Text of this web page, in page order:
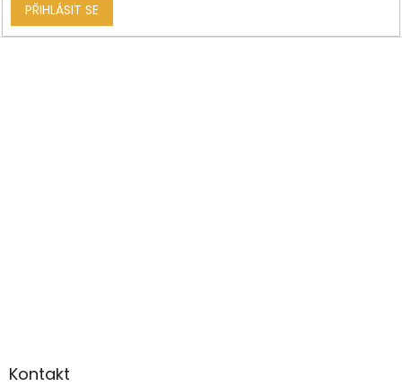
PŘIHLÁSIT SE
Kontakt